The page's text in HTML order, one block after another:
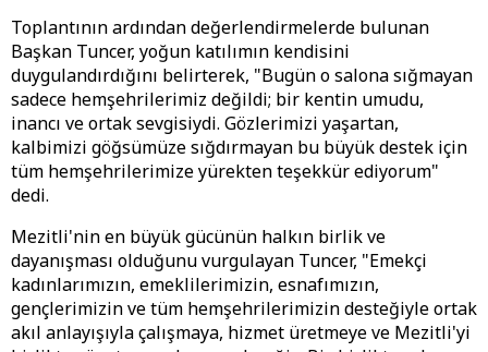
Toplantının ardından değerlendirmelerde bulunan
Başkan Tuncer, yoğun katılımın kendisini
duygulandırdığını belirterek, "Bugün o salona sığmayan
sadece hemşehrilerimiz değildi; bir kentin umudu,
inancı ve ortak sevgisiydi. Gözlerimizi yaşartan,
kalbimizi göğsümüze sığdırmayan bu büyük destek için
tüm hemşehrilerimize yürekten teşekkür ediyorum"
dedi.
Mezitli'nin en büyük gücünün halkın birlik ve
dayanışması olduğunu vurgulayan Tuncer, "Emekçi
kadınlarımızın, emeklilerimizin, esnafımızın,
gençlerimizin ve tüm hemşehrilerimizin desteğiyle ortak
akıl anlayışıyla çalışmaya, hizmet üretmeye ve Mezitli'yi